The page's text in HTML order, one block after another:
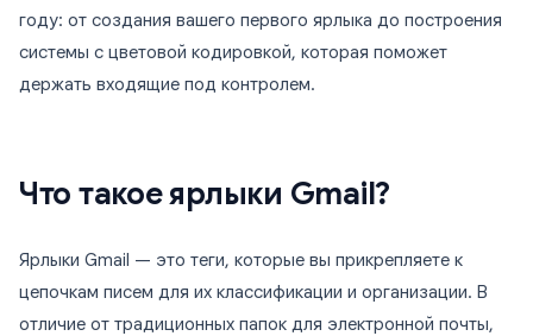
году: от создания вашего первого ярлыка до построения
системы с цветовой кодировкой, которая поможет
держать входящие под контролем.
Что такое ярлыки Gmail?
Ярлыки Gmail — это теги, которые вы прикрепляете к
цепочкам писем для их классификации и организации. В
отличие от традиционных папок для электронной почты,